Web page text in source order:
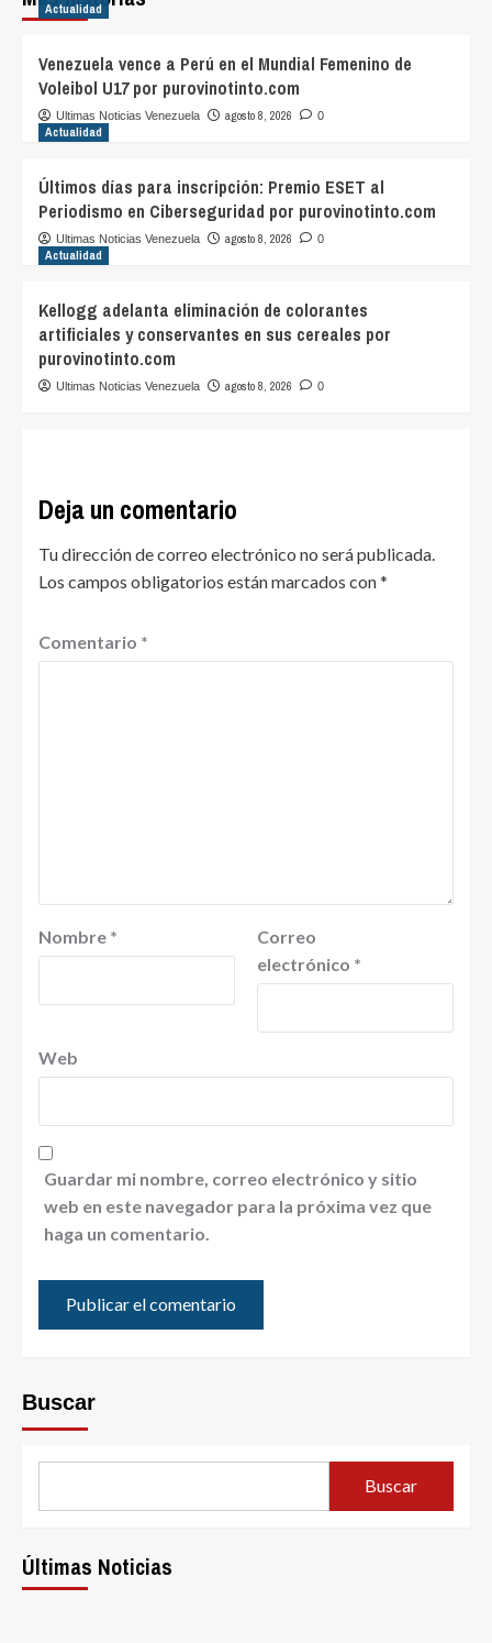
Actualidad
Venezuela vence a Perú en el Mundial Femenino de
Voleibol U17 por purovinotinto.com
Ultimas Noticias Venezuela agosto 8, 2026 0
Actualidad
Últimos días para inscripción: Premio ESET al
Periodismo en Ciberseguridad por purovinotinto.com
Ultimas Noticias Venezuela agosto 8, 2026 0
Actualidad
Kellogg adelanta eliminación de colorantes
artificiales y conservantes en sus cereales por
purovinotinto.com
Ultimas Noticias Venezuela agosto 8, 2026 0
Deja un comentario
Tu dirección de correo electrónico no será publicada.
Los campos obligatorios están marcados con*
Comentario *
Nombre *
Correo
electrónico *
Web
Guardar mi nombre, correo electrónico y sitio
web en este navegador para la próxima vez que
haga un comentario.
Buscar
Buscar
Últimas Noticias